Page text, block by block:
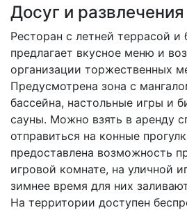
Досуг и развлечения
Ресторан с летней террасой и
предлагает вкусное меню и
организации торжественных
Предусмотрена зона с
бассейна, настольные игры и
сауны. Можно взять в аренду
отправиться на конные
предоставлена возможность
игровой комнате, на уличной
зимнее время для них
На территории доступен